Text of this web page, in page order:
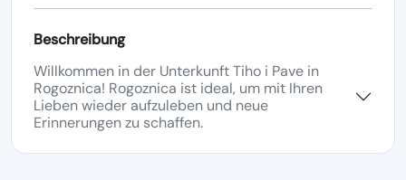
Beschreibung
Willkommen in der Unterkunft Tiho i Pave in
Rogoznica! Rogoznica ist ideal, um mit Ihren
Lieben wieder aufzuleben und neue
Erinnerungen zu schaffen.